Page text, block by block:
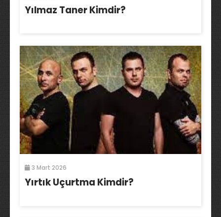
Yılmaz Taner Kimdir?
3 Mart 2026
Yırtık Uçurtma Kimdir?